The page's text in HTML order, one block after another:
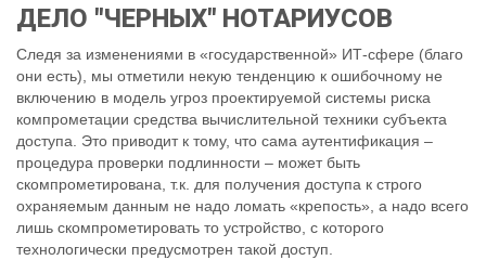
ДЕЛО "ЧЕРНЫХ" НОТАРИУСОВ
Следя за изменениями в «государственной» ИТ-сфере (благо
они есть), мы отметили некую тенденцию к ошибочному не
включению в модель угроз проектируемой системы риска
компрометации средства вычислительной техники субъекта
доступа. Это приводит к тому, что сама аутентификация –
процедура проверки подлинности – может быть
скомпрометирована, т.к. для получения доступа к строго
охраняемым данным не надо ломать «крепость», а надо всего
лишь скомпрометировать то устройство, с которого
технологически предусмотрен такой доступ.